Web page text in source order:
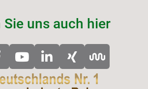
Sie uns auch hier